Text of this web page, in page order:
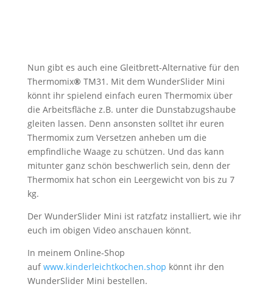
Nun gibt es auch eine Gleitbrett-Alternative für den
Thermomix® TM31. Mit dem WunderSlider Mini
könnt ihr spielend einfach euren Thermomix über
die Arbeitsfläche z.B. unter die Dunstabzugshaube
gleiten lassen. Denn ansonsten solltet ihr euren
Thermomix zum Versetzen anheben um die
empfindliche Waage zu schützen. Und das kann
mitunter ganz schön beschwerlich sein, denn der
Thermomix hat schon ein Leergewicht von bis zu 7
kg.
Der WunderSlider Mini ist ratzfatz installiert, wie ihr
euch im obigen Video anschauen könnt.
In meinem Online-Shop
aufwww.kinderleichtkochen.shop könnt ihr den
WunderSlider Mini bestellen.